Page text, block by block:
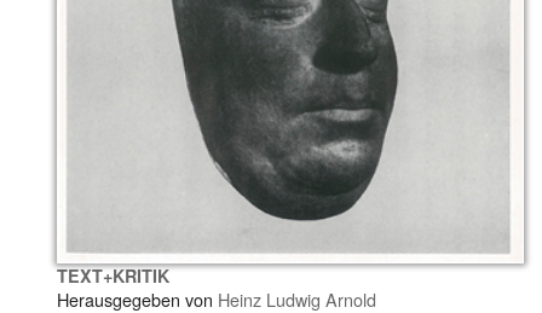
TEXT+KRITIK
Herausgegeben von Heinz Ludwig Arnold